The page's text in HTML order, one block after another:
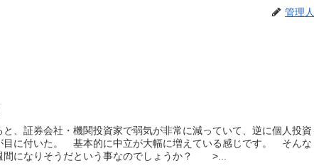
管理人
、証券会社・機関投資家で弱気が非常に減っていて、逆に個人投資
目に付いた。 基本的に中立が大幅に増えている感じです。 そんな
間になりそうだという事なのでしょうか？ >...